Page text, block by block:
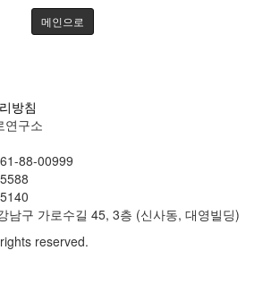
메인으로
방침
연구소
88-00999
남구 가로수길 45, 3층 (신사동, 대영빌딩)
reserved.